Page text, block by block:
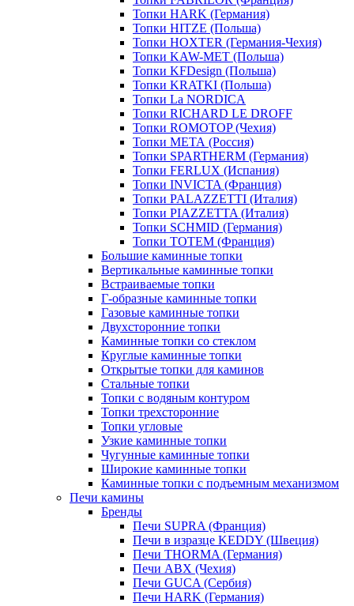
Топки HARK (Германия)
Топки HITZE (Польша)
Топки HOXTER (Германия-Чехия)
Топки KAW-MET (Польша)
Топки KFDesign (Польша)
Топки KRATKI (Польша)
Топки La NORDICA
Топки RICHARD LE DROFF
Топки ROMOTOP (Чехия)
Топки МЕТА (Россия)
Топки SPARTHERM (Германия)
Топки FERLUX (Испания)
Топки INVICTA (Франция)
Топки PALAZZETTI (Италия)
Топки PIAZZETTA (Италия)
Топки SCHMID (Германия)
Топки TOTEM (Франция)
Большие каминные топки
Вертикальные каминные топки
Встраиваемые топки
Г-образные каминные топки
Газовые каминные топки
Двухсторонние топки
Каминные топки со стеклом
Круглые каминные топки
Открытые топки для каминов
Стальные топки
Топки с водяным контуром
Топки трехсторонние
Топки угловые
Узкие каминные топки
Чугунные каминные топки
Широкие каминные топки
Каминные топки с подъемным механизмом
Печи камины
Бренды
Печи SUPRA (Франция)
Печи в изразце KEDDY (Швеция)
Печи THORMA (Германия)
Печи ABX (Чехия)
Печи GUCA (Сербия)
Печи HARK (Германия)